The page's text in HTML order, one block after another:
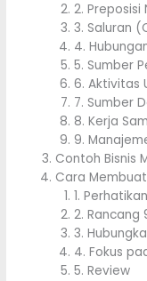
2. Preposisi
3. Saluran
4.
5. Sumber
6. Aktivitas
7. Sumber
8. Kerja
9.
Contoh Bisnis
Cara
1.
2. Rancang
3.
4. Fokus
5. Review